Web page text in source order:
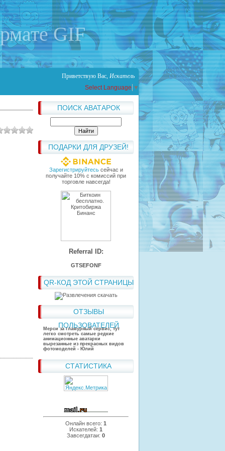
GIF
Приветствую Вас, Искатель
Select Language ▼
ПОИСК АВАТАРОК
ПОДАРКИ ДЛЯ ДРУЗЕЙ!
Зарегистрируйтесьсейчас и
получайте 10% с комиссий при
торговле навсегда!
Referral ID:
GTSEFONF
QR-КОД ЭТОЙ СТРАНИЦЫ
ОТЗЫВЫ
ПОЛЬЗОВАТЕЛЕЙ
Мерси за гламурный сервис, тут
легко смотреть самые редкие
анимационные аватарки
вырезанные из прекрасных видов
фотомоделей - Юлий
СТАТИСТИКА
Онлайн всего: 1
Искателей: 1
Завсегдатаи: 0